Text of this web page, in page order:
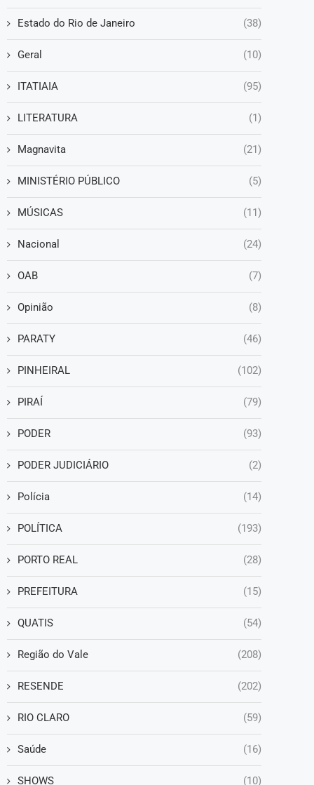
Estado do Rio de Janeiro (38)
Geral (10)
ITATIAIA (95)
LITERATURA (1)
Magnavita (21)
MINISTÉRIO PÚBLICO (5)
MÚSICAS (11)
Nacional (24)
OAB (7)
Opinião (8)
PARATY (46)
PINHEIRAL (102)
PIRAÍ (79)
PODER (93)
PODER JUDICIÁRIO (2)
Polícia (14)
POLÍTICA (193)
PORTO REAL (28)
PREFEITURA (15)
QUATIS (54)
Região do Vale (208)
RESENDE (202)
RIO CLARO (59)
Saúde (16)
SHOWS (10)